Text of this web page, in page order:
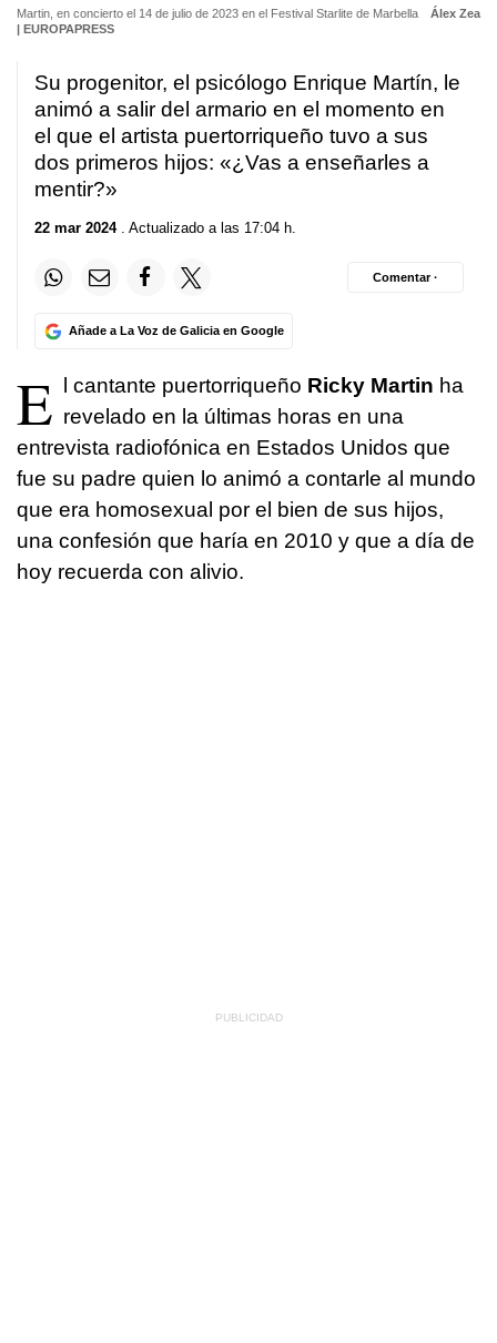
Martin, en concierto el 14 de julio de 2023 en el Festival Starlite de Marbella
Álex Zea
| EUROPAPRESS
Su progenitor, el psicólogo Enrique Martín, le
animó a salir del armario en el momento en
el que el artista puertorriqueño tuvo a sus
dos primeros hijos: «¿Vas a enseñarles a
mentir?»
22 mar 2024. Actualizado a las 17:04 h.
Añade a La Voz de Galicia en Google
Comentar ·
E l cantante puertorriqueño Ricky Martin ha
revelado en la últimas horas en una
entrevista radiofónica en Estados Unidos que
fue su padre quien lo animó a contarle al mundo
que era homosexual por el bien de sus hijos,
una confesión que haría en 2010 y que a día de
hoy recuerda con alivio.